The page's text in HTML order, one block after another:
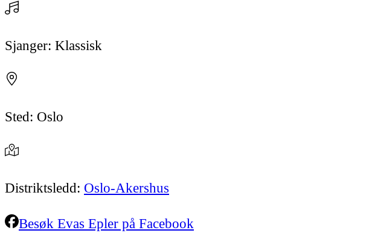
Sjanger: Klassisk
Sted: Oslo
Distriktsledd: Oslo-Akershus
Besøk Evas Epler på Facebook